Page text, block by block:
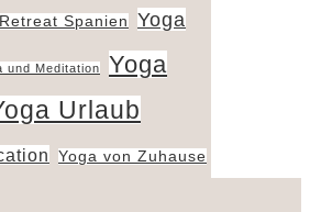
Spanien
Yoga
und Meditation
Yoga
Urlaub
Yoga von Zuhause